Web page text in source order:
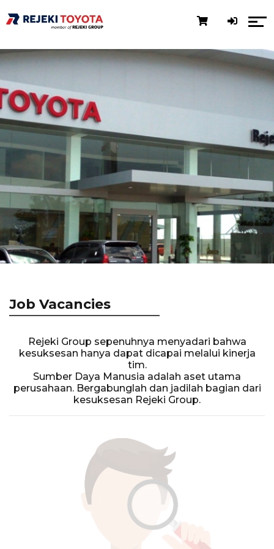
Job Vacancies
Rejeki Group sepenuhnya menyadari bahwa
kesuksesan hanya dapat dicapai melalui kinerja
tim.
Sumber Daya Manusia adalah aset utama
perusahaan. Bergabunglah dan jadilah bagian dari
kesuksesan Rejeki Group.